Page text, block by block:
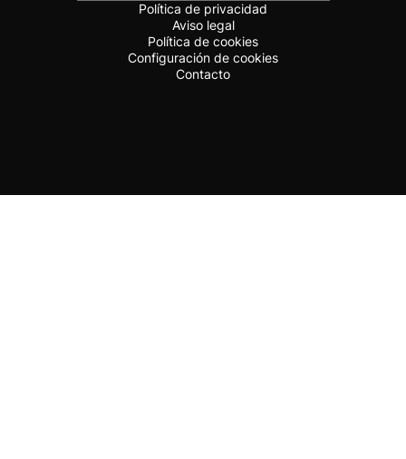
Política de privacidad
Aviso legal
Política de cookies
Configuración de cookies
Contacto